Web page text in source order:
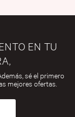
EN TU
sé el primero
mejores ofertas.